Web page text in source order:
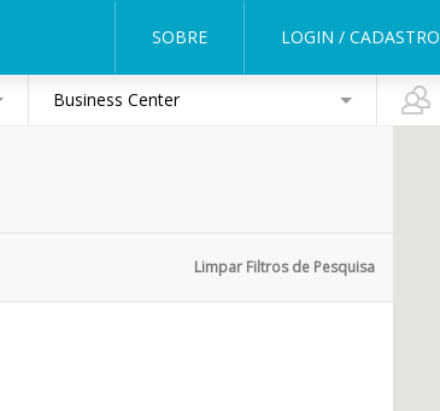
SOBRE LOGIN / CADASTRO
Business Center